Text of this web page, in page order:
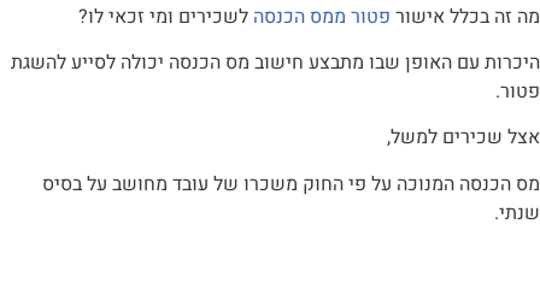
אישורפטור ממס הכנסהלשכירים ומי זכאי לו?
האופן שבו מתבצע חישוב מס הכנסה יכולה לסייע להשגת
למשל,
המנוכה על פי החוק משכרו של עובד מחושב על בסיס